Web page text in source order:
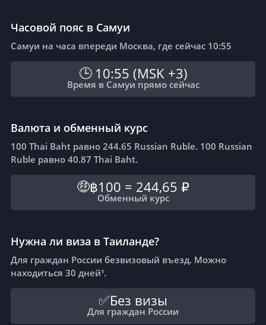
Часовой пояс в Самуи
Самуи на часа впереди Москва, где сейчас 10:55
🕒 10:55 (MSK +3)
Время в Самуи прямо сейчас
Валюта и обменный курс
100 Thai Baht равно 244.65 Russian Ruble. 100 Russian
Ruble равно 40.87 Thai Baht.
🤑฿100 = 244,65 ₽
Обменный курс
Нужна ли виза в Таиланде?
Для граждан России безвизовый въезд. Можно
находиться 30 дней¹.
✅Без визы
Для граждан России